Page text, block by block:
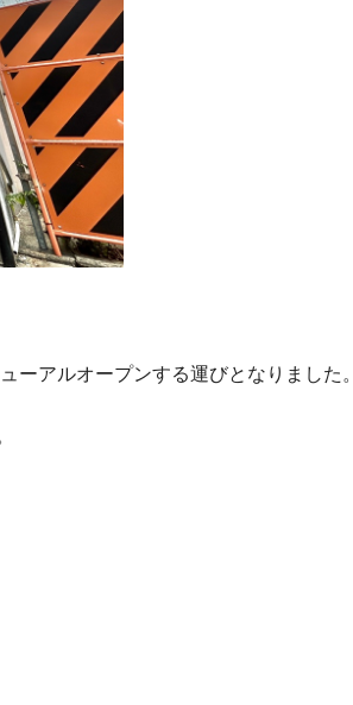
ーアルオープンする運びとなりました。